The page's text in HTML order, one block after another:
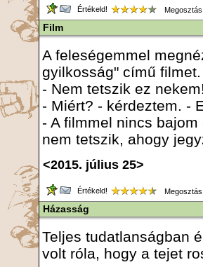
Értékeld!
Film
A feleségemmel
gyilkosság" című filmet.
- Nem tetszik ez
- Miért? - kérdeztem. -
- A filmmel nincs
nem tetszik, ahogy
<2015. július 25>
Értékeld!
Házasság
Teljes tudatlanságban
volt róla, hogy a tejet